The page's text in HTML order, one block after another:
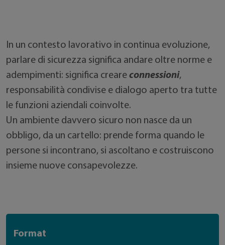
In un contesto lavorativo in continua evoluzione,
parlare di sicurezza significa andare oltre norme e
adempimenti: significa creare connessioni,
responsabilità condivise e dialogo aperto tra tutte
le funzioni aziendali coinvolte.
Un ambiente davvero sicuro non nasce da un
obbligo, da un cartello: prende forma quando le
persone si incontrano, si ascoltano e costruiscono
insieme nuove consapevolezze.
Format